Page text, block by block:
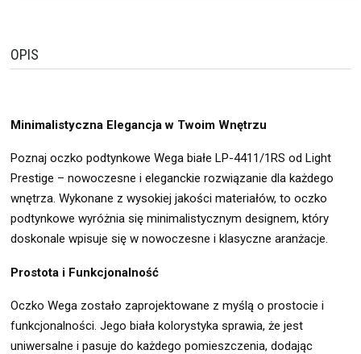
OPIS
Minimalistyczna Elegancja w Twoim Wnętrzu
Poznaj oczko podtynkowe Wega białe LP-4411/1RS od Light
Prestige – nowoczesne i eleganckie rozwiązanie dla każdego
wnętrza. Wykonane z wysokiej jakości materiałów, to oczko
podtynkowe wyróżnia się minimalistycznym designem, który
doskonale wpisuje się w nowoczesne i klasyczne aranżacje.
Prostota i Funkcjonalność
Oczko Wega zostało zaprojektowane z myślą o prostocie i
funkcjonalności. Jego biała kolorystyka sprawia, że jest
uniwersalne i pasuje do każdego pomieszczenia, dodając